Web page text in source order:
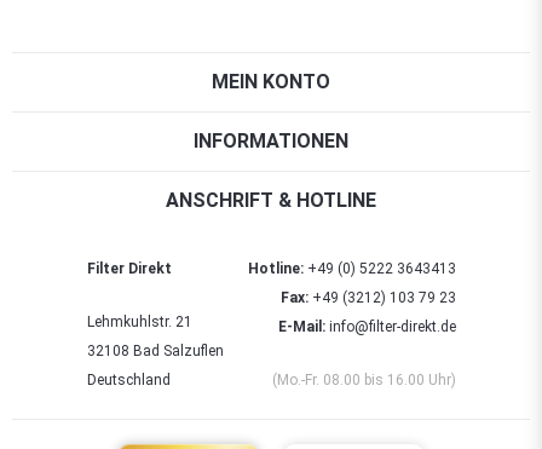
MEIN KONTO
INFORMATIONEN
ANSCHRIFT & HOTLINE
Filter Direkt
Lehmkuhlstr. 21
32108 Bad Salzuflen
Deutschland
Hotline:+49 (0) 5222 3643413
Fax:+49 (3212) 103 79 23
E-Mail:info@filter-direkt.de
(Mo.-Fr. 08.00 bis 16.00 Uhr)